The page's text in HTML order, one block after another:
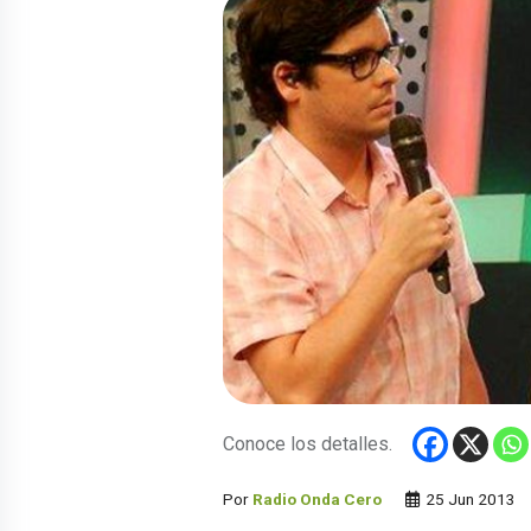
Conoce los detalles.
Por Radio Onda Cero 25 Jun 2013